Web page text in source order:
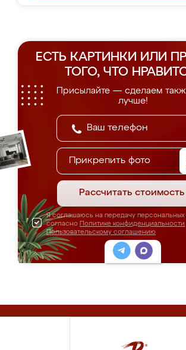
ЕСТЬ КАРТИНКИ ИЛИ
ТОГО, ЧТО
Присылайте — сделаем
лучше!
Прикрепить фото
Рассчитать стоимость
Я соглашаюсь на передачу персональных
согласно Политике конфиденциальности
Пользовательскому соглашению